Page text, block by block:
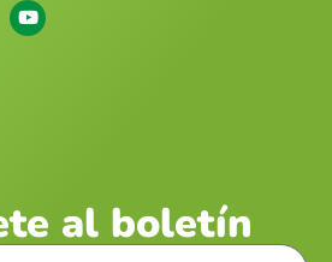
al boletín